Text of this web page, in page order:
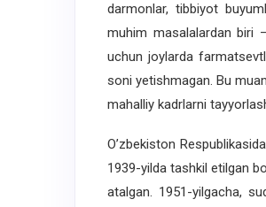
darmonlar, tibbiyot
muhim masalalardan biri
uchun joylarda
soni yetishmagan. Bu
mahalliy kadrlarni
O’zbekiston
1939-yilda tashkil etilgan
atalgan. 1951-yilgacha,